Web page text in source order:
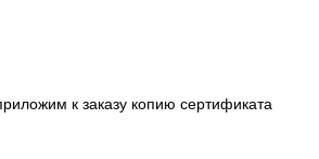
к заказу копию сертификата